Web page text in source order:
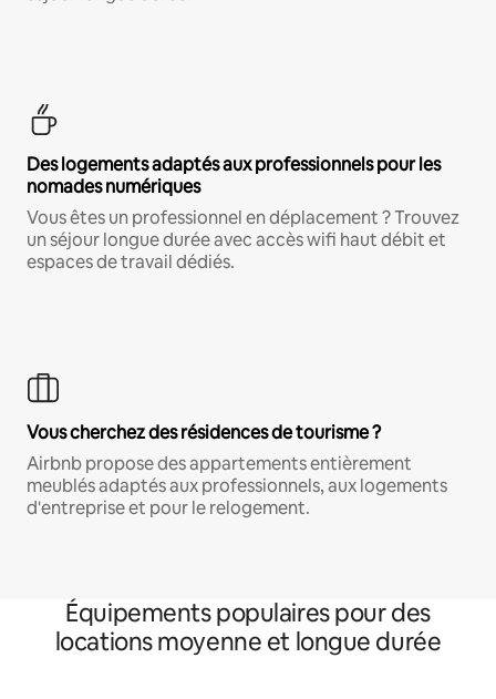
Des logements adaptés aux professionnels pour les
nomades numériques
Vous êtes un professionnel en déplacement ? Trouvez
un séjour longue durée avec accès wifi haut débit et
espaces de travail dédiés.
Vous cherchez des résidences de tourisme ?
Airbnb propose des appartements entièrement
meublés adaptés aux professionnels, aux logements
d'entreprise et pour le relogement.
Équipements populaires pour des
locations moyenne et longue durée